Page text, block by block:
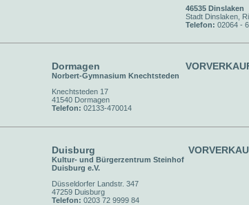
46535 Dinslaken
Stadt Dinslaken,
Telefon: 02064 -
Dormagen
Norbert-Gymnasium Knechtsteden
Knechtsteden 17
41540 Dormagen
Telefon: 02133-470014
Duisburg
Kultur- und Bürgerzentrum Steinhof
Duisburg e.V.
Düsseldorfer Landstr. 347
47259 Duisburg
Telefon: 0203 72 9999 84